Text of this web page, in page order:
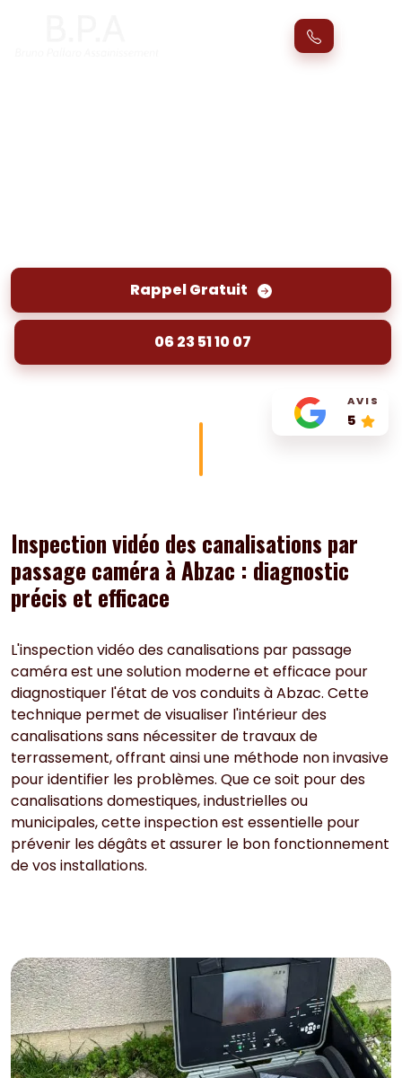
Rappel Gratuit
06 23 51 10 07
AVIS
5
Inspection vidéo des canalisations par
passage caméra à Abzac : diagnostic
précis et efficace
L'inspection vidéo des canalisations par passage
caméra est une solution moderne et efficace pour
diagnostiquer l'état de vos conduits à Abzac. Cette
technique permet de visualiser l'intérieur des
canalisations sans nécessiter de travaux de
terrassement, offrant ainsi une méthode non invasive
pour identifier les problèmes. Que ce soit pour des
canalisations domestiques, industrielles ou
municipales, cette inspection est essentielle pour
prévenir les dégâts et assurer le bon fonctionnement
de vos installations.